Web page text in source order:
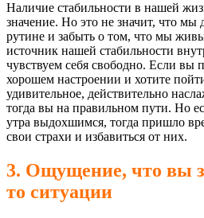
Наличие стабильности в нашей
значение. Но это не значит, что мы
рутине и забыть о том, что мы
источник нашей стабильности
чувствуем себя свободно. Если вы
хорошем настроении и хотите
удивительное, действительно
тогда вы на правильном пути. Но
утра выдохшимся, тогда пришло
свои страхи и избавиться от них.
3. Ощущение, что вы
то ситуации